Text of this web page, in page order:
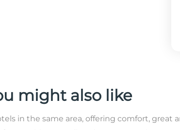
might also like
in the same area, offering comfort, great